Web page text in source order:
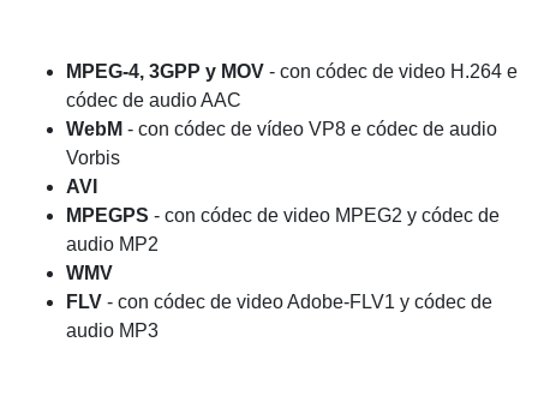
MPEG-4, 3GPP y MOV - con códec de video H.264 e
códec de audio AAC
WebM - con códec de vídeo VP8 e códec de audio
Vorbis
AVI
MPEGPS - con códec de video MPEG2 y códec de
audio MP2
WMV
FLV - con códec de video Adobe-FLV1 y códec de
audio MP3